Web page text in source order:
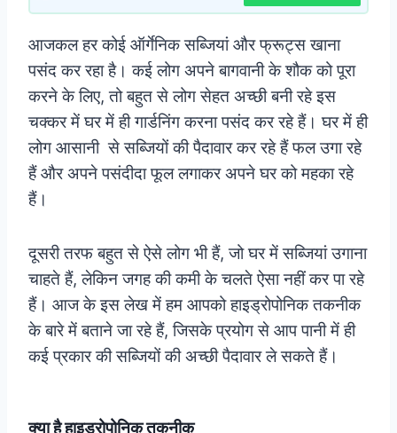
आजकल हर कोई ऑर्गेनिक सब्जियां और फ्रूट्स खाना
पसंद कर रहा है। कई लोग अपने बागवानी के शौक को पूरा
करने के लिए, तो बहुत से लोग सेहत अच्छी बनी रहे इस
चक्कर में घर में ही गार्डनिंग करना पसंद कर रहे हैं। घर में ही
लोग आसानी से सब्जियों की पैदावार कर रहे हैं फल उगा रहे
हैं और अपने पसंदीदा फूल लगाकर अपने घर को महका रहे
हैं।
दूसरी तरफ बहुत से ऐसे लोग भी हैं, जो घर में सब्जियां उगाना
चाहते हैं, लेकिन जगह की कमी के चलते ऐसा नहीं कर पा रहे
हैं। आज के इस लेख में हम आपको हाइड्रोपोनिक तकनीक
के बारे में बताने जा रहे हैं, जिसके प्रयोग से आप पानी में ही
कई प्रकार की सब्जियों की अच्छी पैदावार ले सकते हैं।
क्या है हाइड्रोपोनिक तकनीक